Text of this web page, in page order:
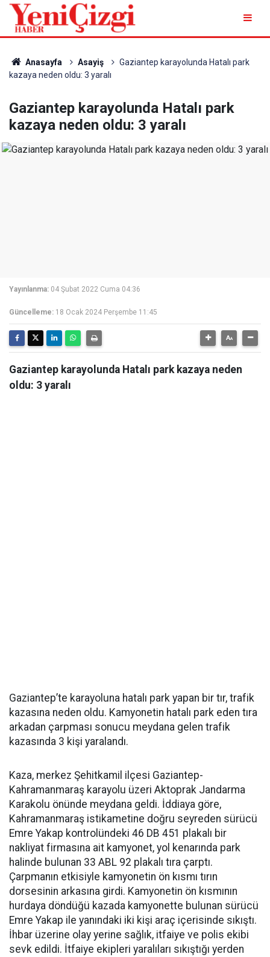
Anasayfa Asayiş
Gaziantep karayolunda Hatalı park
kazaya neden oldu: 3 yaralı
Gaziantep karayolunda Hatalı park
kazaya neden oldu: 3 yaralı
Yayınlanma: 04 Şubat 2022 Cuma 04:36
Güncelleme: 18 Ocak 2024 Perşembe 11:45
Gaziantep karayolunda Hatalı park kazaya neden
oldu: 3 yaralı
Gaziantep’te karayoluna hatalı park yapan bir tır, trafik
kazasına neden oldu. Kamyonetin hatalı park eden tıra
arkadan çarpması sonucu meydana gelen trafik
kazasında 3 kişi yaralandı.
Kaza, merkez Şehitkamil ilçesi Gaziantep-
Kahramanmaraş karayolu üzeri Aktoprak Jandarma
Karakolu önünde meydana geldi. İddiaya göre,
Kahramanmaraş istikametine doğru seyreden sürücü
Emre Yakap kontrolündeki 46 DB 451 plakalı bir
nakliyat firmasına ait kamyonet, yol kenarında park
halinde bulunan 33 ABL 92 plakalı tıra çarptı.
Çarpmanın etkisiyle kamyonetin ön kısmı tırın
dorsesinin arkasına girdi. Kamyonetin ön kısmının
hurdaya döndüğü kazada kamyonette bulunan sürücü
Emre Yakap ile yanındaki iki kişi araç içerisinde sıkıştı.
İhbar üzerine olay yerine sağlık, itfaiye ve polis ekibi
sevk edildi. İtfaiye ekipleri yaralıları sıkıştığı yerden